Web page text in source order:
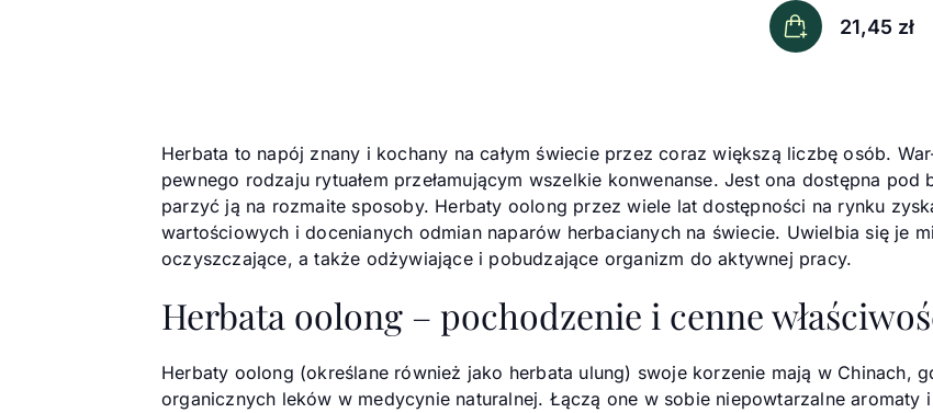
21,45 zł
Herbata to napój znany i kochany na całym świecie przez coraz większą liczbę osób.
pewnego rodzaju rytuałem przełamującym wszelkie konwenanse. Jest ona dostępna
parzyć ją na rozmaite sposoby. Herbaty oolong przez wiele lat dostępności na rynku
wartościowych i docenianych odmian naparów herbacianych na świecie. Uwielbia się je
oczyszczające, a także odżywiające i pobudzające organizm do aktywnej pracy.
Herbata oolong – pochodzenie i cenne
Herbaty oolong (określane również jako herbata ulung) swoje korzenie mają w Chinach,
organicznych leków w medycynie naturalnej. Łączą one w sobie niepowtarzalne aromaty